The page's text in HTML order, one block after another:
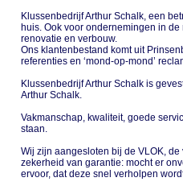
Klussenbedrijf Arthur Schalk, een
huis. Ook voor ondernemingen in
renovatie en verbouw.
Ons klantenbestand komt uit
referenties en ‘mond-op-mond’
Klussenbedrijf Arthur Schalk is
Arthur Schalk.
Vakmanschap, kwaliteit, goede
staan.
Wij zijn aangesloten bij de VLOK,
zekerheid van garantie: mocht er
ervoor, dat deze snel verholpen